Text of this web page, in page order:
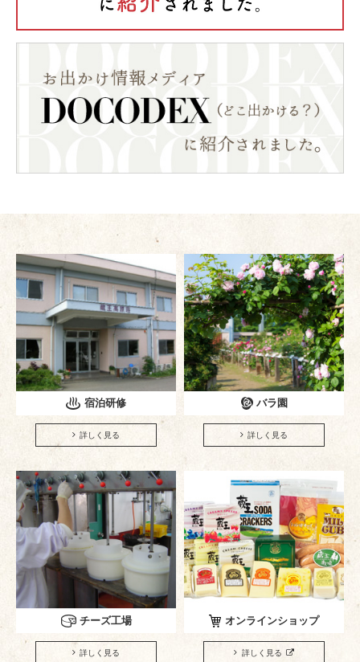
宿泊研修
詳しく見る
バラ園
詳しく見る
チーズ工場
詳しく見る
オンラインショップ
詳しく見る